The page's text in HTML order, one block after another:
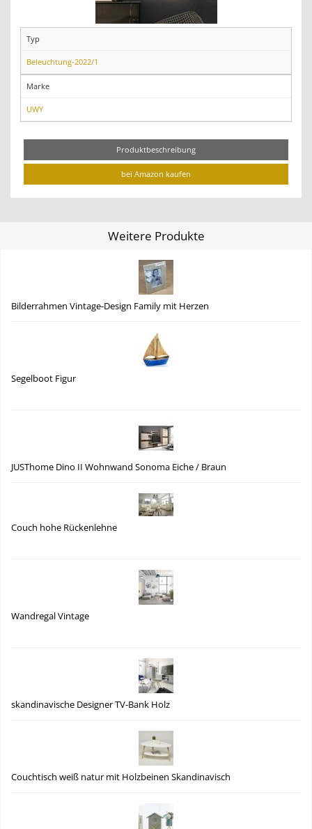
Typ
Beleuchtung-2022/1
Marke
UWY
Produktbeschreibung
bei Amazon kaufen
Weitere Produkte
Bilderrahmen Vintage-Design Family mit Herzen
Segelboot Figur
JUSThome Dino II Wohnwand Sonoma Eiche / Braun
Couch hohe Rückenlehne
Wandregal Vintage
skandinavische Designer TV-Bank Holz
Couchtisch weiß natur mit Holzbeinen Skandinavisch